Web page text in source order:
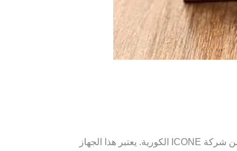
ICONE VIDA 4k دفعات جديدة من ايكوت فيدا جهاز ريسيفر ICONE VIDA 4K هو جهاز استقبال تلفزيوني حديث وعالي الأداء من شركة ICONE الكورية. يعتبر هذا الجهاز